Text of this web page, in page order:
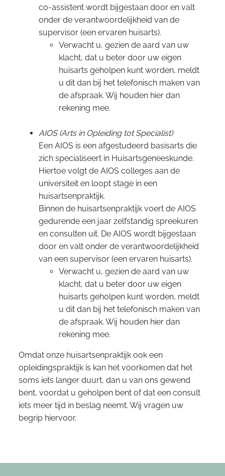
co-assistent wordt bijgestaan door en valt
onder de verantwoordelijkheid van de
supervisor (een ervaren huisarts).
Verwacht u, gezien de aard van uw
klacht, dat u beter door uw eigen
huisarts geholpen kunt worden, meldt
u dit dan bij het telefonisch maken van
de afspraak. Wij houden hier dan
rekening mee.
AIOS (Arts in Opleiding tot Specialist)
Een AIOS is een afgestudeerd basisarts die
zich specialiseert in Huisartsgeneeskunde.
Hiertoe volgt de AIOS colleges aan de
universiteit en loopt stage in een
huisartsenpraktijk.
Binnen de huisartsenpraktijk voert de AIOS
gedurende een jaar zelfstandig spreekuren
en consulten uit. De AIOS wordt bijgestaan
door en valt onder de verantwoordelijkheid
van een supervisor (een ervaren huisarts).
Verwacht u, gezien de aard van uw
klacht, dat u beter door uw eigen
huisarts geholpen kunt worden, meldt
u dit dan bij het telefonisch maken van
de afspraak. Wij houden hier dan
rekening mee.
Omdat onze huisartsenpraktijk ook een
opleidingspraktijk is kan het voorkomen dat het
soms iets langer duurt, dan u van ons gewend
bent, voordat u geholpen bent of dat een consult
iets meer tijd in beslag neemt. Wij vragen uw
begrip hiervoor.